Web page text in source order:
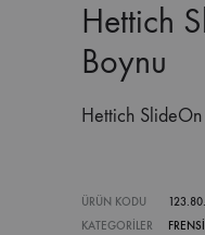
Hettich
Boynu
Hettich
ÜRÜN KODU
KATEGORILER